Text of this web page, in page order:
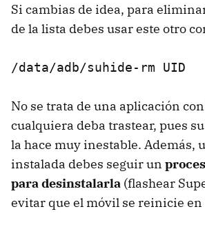
Si cambias de idea, para
de la lista debes usar este otro
/data/adb/suhide-rm UID
No se trata de una aplicación
cualquiera deba trastear, pues
la hace muy inestable. Además,
instalada debes seguir un
para desinstalarla (flashear
evitar que el móvil se reinicie en